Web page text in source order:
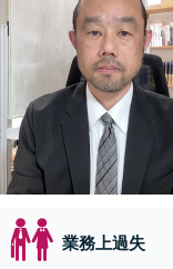
業務上過失